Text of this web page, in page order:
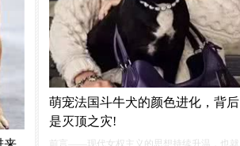
萌宠法国斗牛犬的颜色进化，背后
是灭顶之灾!
前言——现代女权主义的思想持续升温，也就